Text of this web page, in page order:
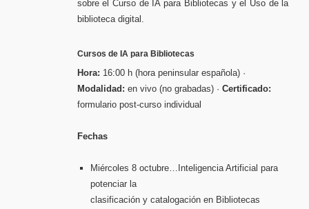
sobre el Curso de IA para Bibliotecas y el Uso de la
biblioteca digital.
Cursos de IA para Bibliotecas
Hora: 16:00 h (hora peninsular española) ·
Modalidad: en vivo (no grabadas) · Certificado:
formulario post-curso individual
Fechas
Miércoles 8 octubre…Inteligencia Artificial para
potenciar la
clasificación y catalogación en Bibliotecas